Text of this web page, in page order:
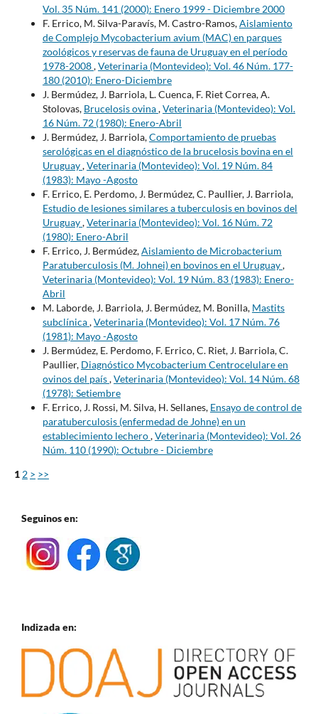
Vol. 35 Núm. 141 (2000): Enero 1999 - Diciembre 2000
F. Errico, M. Silva-Paravís, M. Castro-Ramos,Aislamiento
de Complejo Mycobacterium avium (MAC) en parques
zoológicos y reservas de fauna de Uruguay en el período
1978-2008,Veterinaria (Montevideo): Vol. 46 Núm. 177-
180 (2010): Enero-Diciembre
J. Bermúdez, J. Barriola, L. Cuenca, F. Riet Correa, A.
Stolovas, Brucelosis ovina,Veterinaria (Montevideo): Vol.
16 Núm. 72 (1980): Enero-Abril
J. Bermúdez, J. Barriola,Comportamiento de pruebas
serológicas en el diagnóstico de la brucelosis bovina en el
Uruguay,Veterinaria (Montevideo): Vol. 19 Núm. 84
(1983): Mayo -Agosto
F. Errico, E. Perdomo, J. Bermúdez, C. Paullier, J. Barriola,
Estudio de lesiones similares a tuberculosis en bovinos del
Uruguay,Veterinaria (Montevideo): Vol. 16 Núm. 72
(1980): Enero-Abril
F. Errico, J. Bermúdez,Aislamiento de Microbacterium
Paratuberculosis (M. Johnei) en bovinos en el Uruguay,
Veterinaria (Montevideo): Vol. 19 Núm. 83 (1983): Enero-
Abril
M. Laborde, J. Barriola, J. Bermúdez, M. Bonilla, Mastits
subclínica,Veterinaria (Montevideo): Vol. 17 Núm. 76
(1981): Mayo -Agosto
J. Bermúdez, E. Perdomo, F. Errico, C. Riet, J. Barriola, C.
Paullier, Diagnóstico Mycobacterium Centrocelulare en
ovinos del país,Veterinaria (Montevideo): Vol. 14 Núm. 68
(1978): Setiembre
F. Errico, J. Rossi, M. Silva, H. Sellanes, Ensayo de control de
paratuberculosis (enfermedad de Johne) en un
establecimiento lechero,Veterinaria (Montevideo): Vol. 26
Núm. 110 (1990): Octubre - Diciembre
1 2 > >>
Seguinos en:
Indizada en: